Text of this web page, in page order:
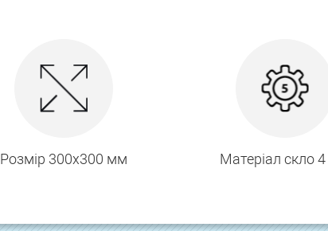
Розмір 300х300 мм Матеріал скло